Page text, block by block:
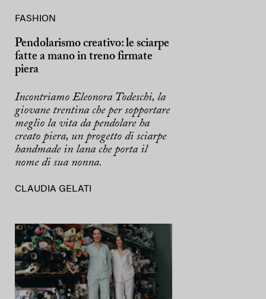
FASHION
Pendolarismo creativo: le sciarpe
fatte a mano in treno firmate
piera
Incontriamo Eleonora Todeschi, la
giovane trentina che per sopportare
meglio la vita da pendolare ha
creato piera, un progetto di sciarpe
handmade in lana che porta il
nome di sua nonna.
CLAUDIA GELATI